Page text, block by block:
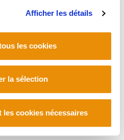
Afficher les détails
les cookies
la sélection
les cookies nécessaires